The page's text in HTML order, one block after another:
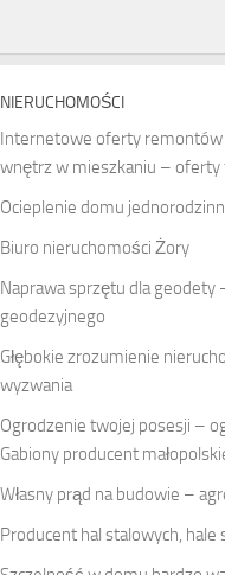
NIERUCHOMOŚCI
Internetowe oferty remontów
wnętrz w mieszkaniu – oferty
Ocieplenie domu
Biuro nieruchomości Żory
Naprawa sprzętu dla geodety
geodezyjnego
Głębokie zrozumienie
wyzwania
Ogrodzenie twojej posesji –
Gabiony producent
Własny prąd na budowie –
Producent hal stalowych, hale